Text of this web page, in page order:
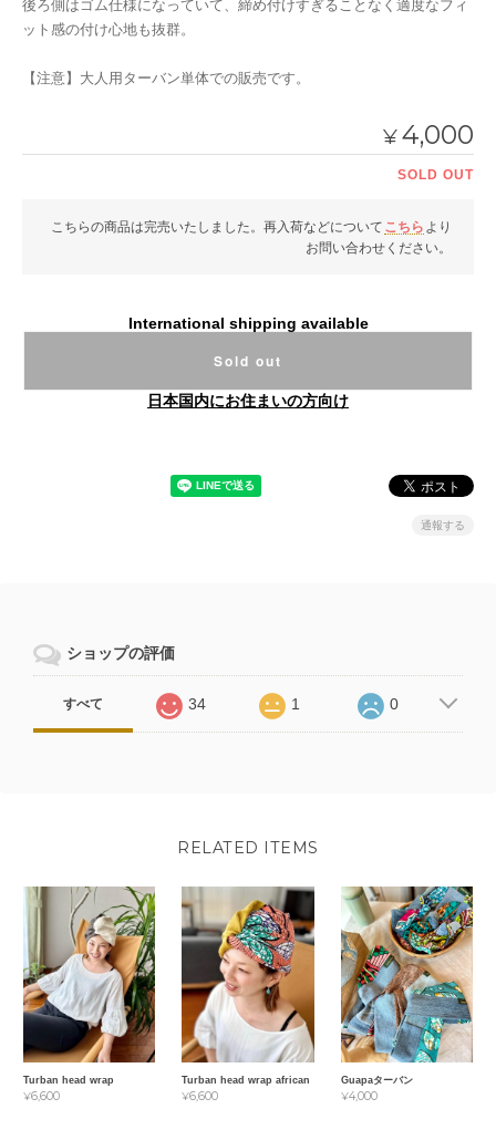
後ろ側はゴム仕様になっていて、締め付けすぎることなく適度なフィ
ット感の付け心地も抜群。
【注意】大人用ターバン単体での販売です。
¥4,000
SOLD OUT
こちらの商品は完売いたしました。再入荷などについて こちら より
お問い合わせください。
International shipping available
Sold out
日本国内にお住まいの方向け
通報する
ショップの評価
すべて 34 1 0
RELATED ITEMS
Turban head wrap
¥6,600
Turban head wrap african
¥6,600
Guapaターバン
¥4,000